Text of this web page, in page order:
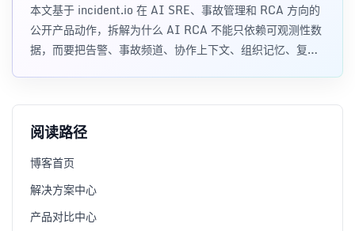
本文基于 incident.io 在 AI SRE、事故管理和 RCA 方向的
公开产品动作，拆解为什么 AI RCA 不能只依赖可观测性数
据，而要把告警、事故频道、协作上下文、组织记忆、复盘
阅读路径
博客首页
解决方案中心
产品对比中心